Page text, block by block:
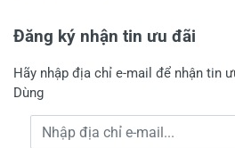
Đăng ký nhận tin ưu đãi
Hãy nhập địa chỉ e-mail để nhận tin
Dùng
Địa chỉ e-mail